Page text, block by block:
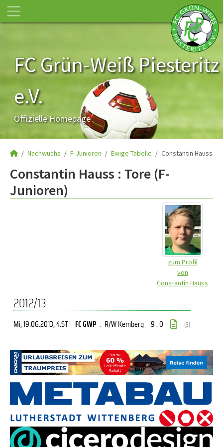
FC Grün-Weiß Piesteritz
e.V.
Offizielle Homepage
Nachwuchs F-Junioren Ewige Tabelle Constantin Hauss
Constantin Hauss : Tore (F-
Junioren)
zum Profil
von
Constantin Hauss
2012/13
Mi, 19.06.2013, 4.ST FC GWP : R/W Kemberg 9 : 0 (3)